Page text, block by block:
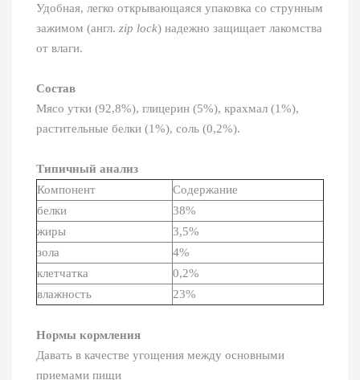
Удобная, легко открывающаяся упаковка со струнным
зажимом (англ. zip lock) надежно защищает лакомства
от влаги.
Состав
Мясо утки (92,8%), глицерин (5%), крахмал (1%),
растительные белки (1%), cоль (0,2%).
Типичный анализ
Компонент
Содержание
белки
38%
жиры
3,5%
зола
4%
клетчатка
0,2%
влажность
23%
Нормы кормления
Давать в качестве угощения между основными
приемами пищи